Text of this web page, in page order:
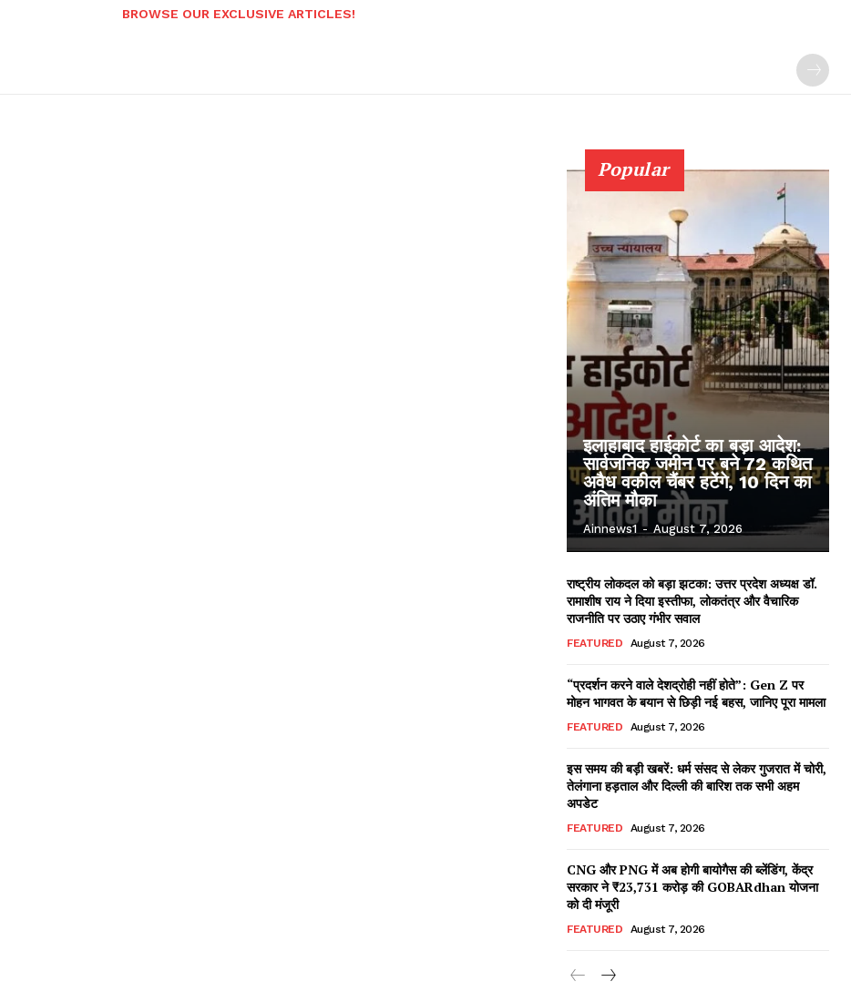
BROWSE OUR EXCLUSIVE ARTICLES!
Popular
इलाहाबाद हाईकोर्ट का बड़ा आदेश:
सार्वजनिक जमीन पर बने 72 कथित
अवैध वकील चैंबर हटेंगे, 10 दिन का
अंतिम मौका
Ainnews1 - August 7, 2026
राष्ट्रीय लोकदल को बड़ा झटका: उत्तर प्रदेश अध्यक्ष डॉ.
रामाशीष राय ने दिया इस्तीफा, लोकतंत्र और वैचारिक
राजनीति पर उठाए गंभीर सवाल
FEATURED August 7, 2026
“प्रदर्शन करने वाले देशद्रोही नहीं होते”: Gen Z पर
मोहन भागवत के बयान से छिड़ी नई बहस, जानिए पूरा मामला
FEATURED August 7, 2026
इस समय की बड़ी खबरें: धर्म संसद से लेकर गुजरात में चोरी,
तेलंगाना हड़ताल और दिल्ली की बारिश तक सभी अहम
अपडेट
FEATURED August 7, 2026
CNG और PNG में अब होगी बायोगैस की ब्लेंडिंग, केंद्र
सरकार ने ₹23,731 करोड़ की GOBARdhan योजना
को दी मंजूरी
FEATURED August 7, 2026